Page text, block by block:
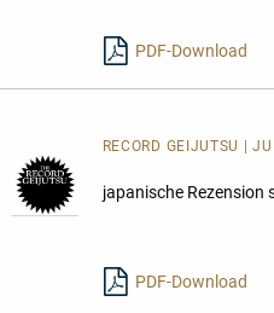
PDF-Download
RECORD GEIJUTSU |
japanische Rezension
PDF-Download